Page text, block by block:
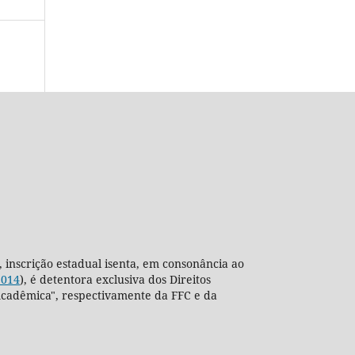
inscrição estadual isenta, em consonância ao
), é detentora exclusiva dos Direitos
respectivamente da FFC e da